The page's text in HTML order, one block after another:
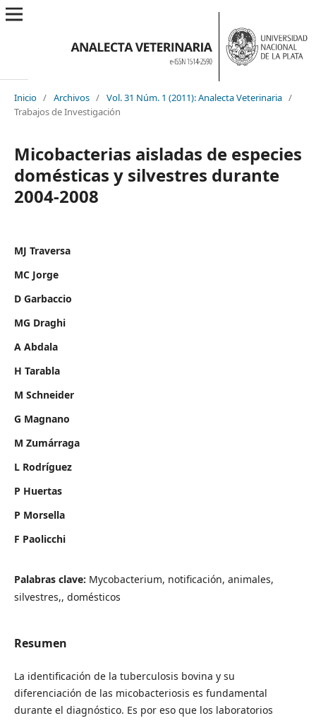
Inicio / Archivos / Vol. 31 Núm. 1 (2011): Analecta Veterinaria /
Trabajos de Investigación
Micobacterias aisladas de especies
domésticas y silvestres durante
2004-2008
MJ Traversa
MC Jorge
D Garbaccio
MG Draghi
A Abdala
H Tarabla
M Schneider
G Magnano
M Zumárraga
L Rodríguez
P Huertas
P Morsella
F Paolicchi
Palabras clave: Mycobacterium, notificación, animales,
silvestres,, domésticos
Resumen
La identificación de la tuberculosis bovina y su
diferenciación de las micobacteriosis es fundamental
durante el diagnóstico. Es por eso que los laboratorios